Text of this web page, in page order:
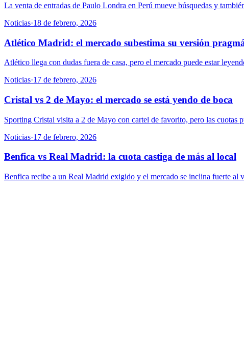
La venta de entradas de Paulo Londra en Perú mueve búsquedas y
Noticias·18 de febrero, 2026
Atlético Madrid: el mercado subestima su versión
Atlético llega con dudas fuera de casa, pero el mercado puede estar
Noticias·17 de febrero, 2026
Cristal vs 2 de Mayo: el mercado se está yendo de boca
Sporting Cristal visita a 2 de Mayo con cartel de favorito, pero las cuotas
Noticias·17 de febrero, 2026
Benfica vs Real Madrid: la cuota castiga de más al local
Benfica recibe a un Real Madrid exigido y el mercado se inclina fuerte al